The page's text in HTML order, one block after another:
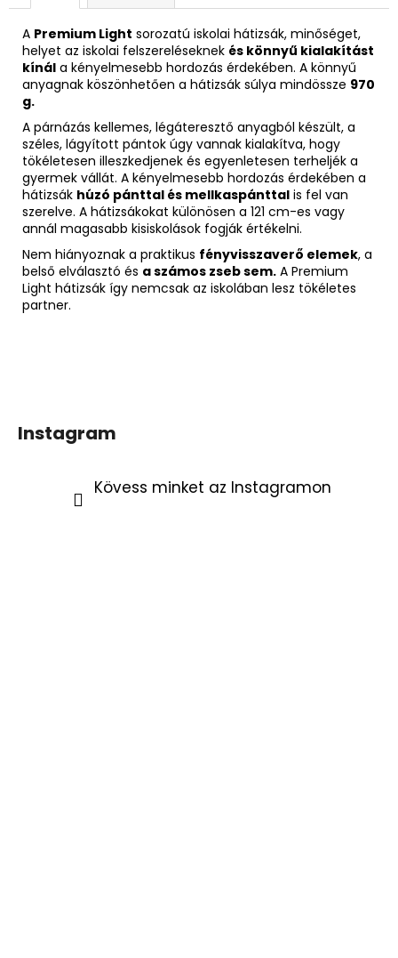
A Premium Light sorozatú iskolai hátizsák, minőséget,
helyet az iskolai felszereléseknek és könnyű kialakítást
kínál a kényelmesebb hordozás érdekében. A könnyű
anyagnak köszönhetően a hátizsák súlya mindössze 970
g.
A párnázás kellemes, légáteresztő anyagból készült, a
széles, lágyított pántok úgy vannak kialakítva, hogy
tökéletesen illeszkedjenek és egyenletesen terheljék a
gyermek vállát. A kényelmesebb hordozás érdekében a
hátizsák húzó pánttal és mellkaspánttal is fel van
szerelve. A hátizsákokat különösen a 121 cm-es vagy
annál magasabb kisiskolások fogják értékelni.
Nem hiányoznak a praktikus fényvisszaverő elemek, a
belső elválasztó és a számos zseb sem. A Premium
Light hátizsák így nemcsak az iskolában lesz tökéletes
partner.
Instagram
Kövess minket az Instagramon